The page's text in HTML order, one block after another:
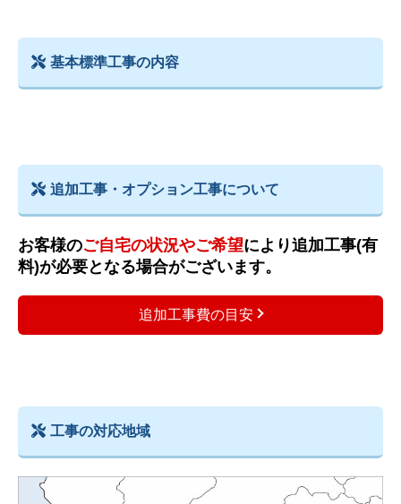
基本標準工事の内容
追加工事・オプション工事について
お客様のご自宅の状況やご希望により追加工事(有
料)が必要となる場合がございます。
追加工事費の目安
工事の対応地域